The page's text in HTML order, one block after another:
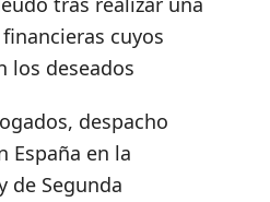
cuyos
los deseados
despacho
España en la
de Segunda